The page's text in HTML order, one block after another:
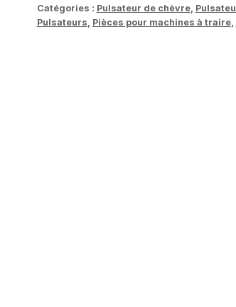
Catégories : Pulsateur de chèvre,
Pulsateurs, Pièces pour machines à traire,